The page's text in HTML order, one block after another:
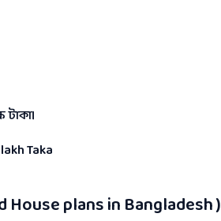
Taka
plans in Bangladesh )